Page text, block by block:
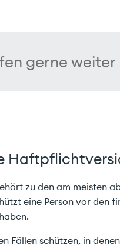
gerne weiter
zu den am meisten
eine Person vor den
Fällen schützen, in